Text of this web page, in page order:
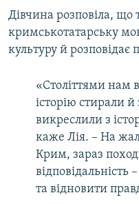
Дівчина розповіла, що
кримськотатарську
культуру й розповідає
«Століттями нам
історію стирали
викреслили з
каже Лія. – На
Крим, зараз
та відновити